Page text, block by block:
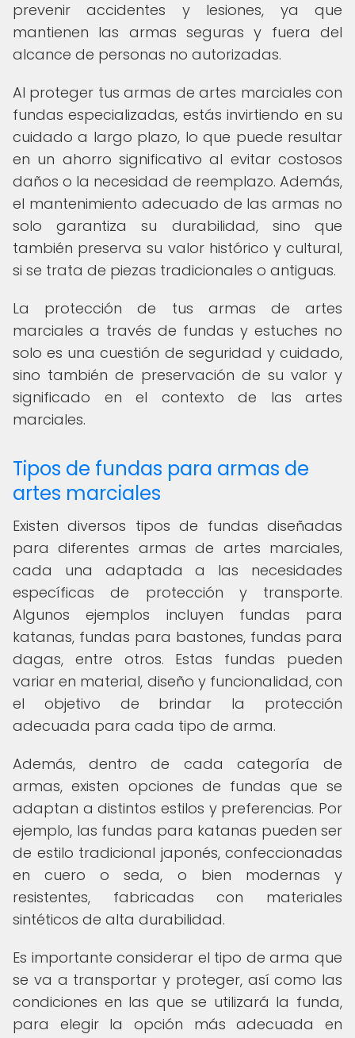
prevenir accidentes y lesiones, ya que
mantienen las armas seguras y fuera del
alcance de personas no autorizadas.
Al proteger tus armas de artes marciales con
fundas especializadas, estás invirtiendo en su
cuidado a largo plazo, lo que puede resultar
en un ahorro significativo al evitar costosos
daños o la necesidad de reemplazo. Además,
el mantenimiento adecuado de las armas no
solo garantiza su durabilidad, sino que
también preserva su valor histórico y cultural,
si se trata de piezas tradicionales o antiguas.
La protección de tus armas de artes
marciales a través de fundas y estuches no
solo es una cuestión de seguridad y cuidado,
sino también de preservación de su valor y
significado en el contexto de las artes
marciales.
Tipos de fundas para armas de
artes marciales
Existen diversos tipos de fundas diseñadas
para diferentes armas de artes marciales,
cada una adaptada a las necesidades
específicas de protección y transporte.
Algunos ejemplos incluyen fundas para
katanas, fundas para bastones, fundas para
dagas, entre otros. Estas fundas pueden
variar en material, diseño y funcionalidad, con
el objetivo de brindar la protección
adecuada para cada tipo de arma.
Además, dentro de cada categoría de
armas, existen opciones de fundas que se
adaptan a distintos estilos y preferencias. Por
ejemplo, las fundas para katanas pueden ser
de estilo tradicional japonés, confeccionadas
en cuero o seda, o bien modernas y
resistentes, fabricadas con materiales
sintéticos de alta durabilidad.
Es importante considerar el tipo de arma que
se va a transportar y proteger, así como las
condiciones en las que se utilizará la funda,
para elegir la opción más adecuada en